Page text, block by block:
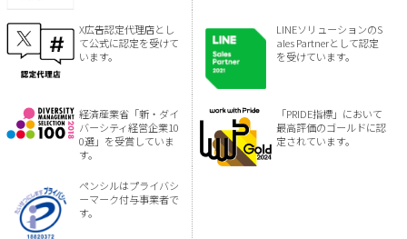
X広告認定代理店とし
て公式に認定を受けて
います。
LINEソリューションのS
ales Partnerとして認定
を受けています。
経済産業省「新・ダイ
バーシティ経営企業10
0選」を受賞していま
す。
「PRIDE指標」において
最高評価のゴールドに認
定されています。
ペンシルはプライバシ
ーマーク付与事業者で
す。